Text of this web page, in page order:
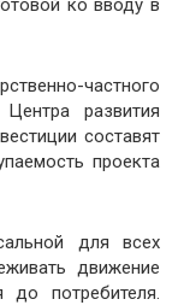
частного
развития
составят
проекта
для всех
движение
до потребителя.